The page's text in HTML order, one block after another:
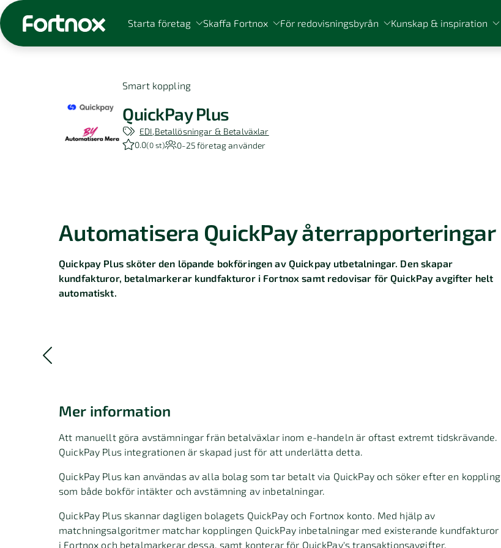
Starta företag Skaffa Fortnox För redovisningsbyrån Kunskap & inspiration
Sök på Fortnox
Smart koppling
QuickPay Plus
EDI Betallösningar & Betalväxlar
0.0(0 st) 0-25företag använder
Automatisera QuickPay återrapporteringar
Quickpay Plus sköter den löpande bokföringen av Quickpay utbetalningar. Den skapar
kundfakturor, betalmarkerar kundfakturor i Fortnox samt redovisar för QuickPay avgifter helt
automatiskt.
Mer information
Att manuellt göra avstämningar frän betalväxlar inom e-handeln är oftast extremt tidskrävande.
QuickPay Plus integrationen är skapad just för att underlätta detta.
QuickPay Plus kan användas av alla bolag som tar betalt via QuickPay och söker efter en koppling
som både bokför intäkter och avstämning av inbetalningar.
QuickPay Plus skannar dagligen bolagets QuickPay och Fortnox konto. Med hjälp av
matchningsalgoritmer matchar kopplingen QuickPay inbetalningar med existerande kundfakturor
i Fortnox och betalmarkerar dessa, samt konterar för QuickPay's transaktionsavgifter.